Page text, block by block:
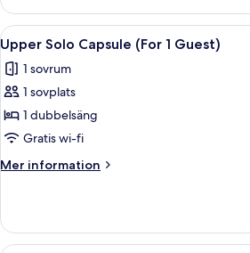
enkelrum
Öppna
alla
foton
för
Upper
Solo
Capsule
(For
Guest)
En
11
Upper Solo Capsule (For 1 Guest)
1 sovrum
1 sovplats
1 dubbelsäng
Gratis wi-fi
Mer information
Mer
Solo
Capsule